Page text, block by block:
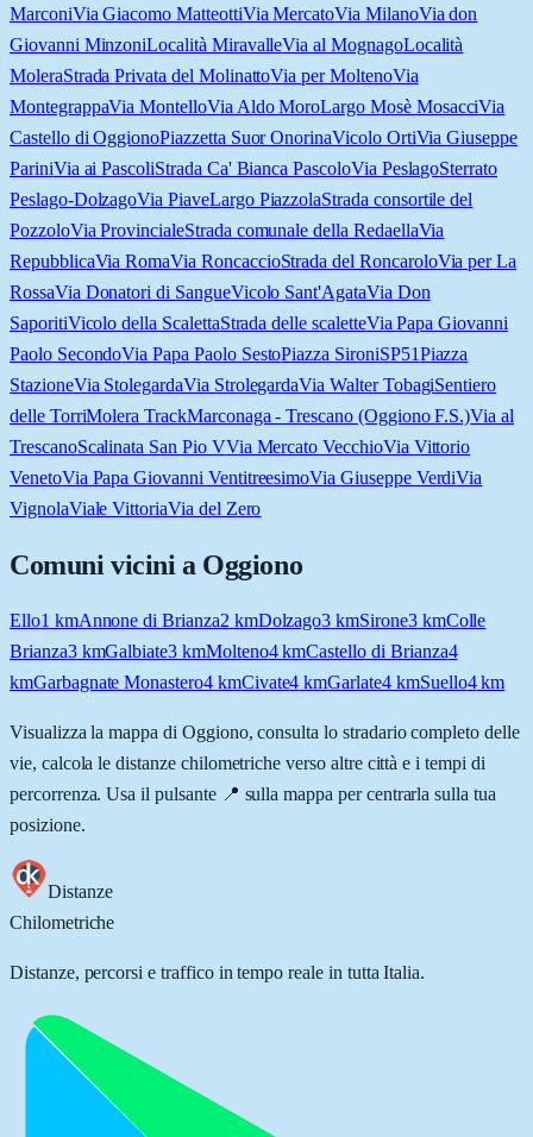
MarconiVia Giacomo MatteottiVia MercatoVia MilanoVia don
Giovanni MinzoniLocalità MiravalleVia al MognagoLocalità
MoleraStrada Privata del MolinattoVia per MoltenoVia
MontegrappaVia MontelloVia Aldo MoroLargo Mosè MosacciVia
Castello di OggionoPiazzetta Suor OnorinaVicolo OrtiVia Giuseppe
PariniVia ai PascoliStrada Ca' Bianca PascoloVia PeslagoSterrato
Peslago-DolzagoVia PiaveLargo PiazzolaStrada consortile del
PozzoloVia ProvincialeStrada comunale della RedaellaVia
RepubblicaVia RomaVia RoncaccioStrada del RoncaroloVia per La
RossaVia Donatori di SangueVicolo Sant'AgataVia Don
SaporitiVicolo della ScalettaStrada delle scaletteVia Papa Giovanni
Paolo SecondoVia Papa Paolo SestoPiazza SironiSP51Piazza
StazioneVia StolegardaVia StrolegardaVia Walter TobagiSentiero
delle TorriMolera TrackMarconaga - Trescano (Oggiono F.S.)Via al
TrescanoScalinata San Pio VVia Mercato VecchioVia Vittorio
VenetoVia Papa Giovanni VentitreesimoVia Giuseppe VerdiVia
VignolaViale VittoriaVia del Zero
Comuni vicini a Oggiono
Ello1 kmAnnone di Brianza2 kmDolzago3 kmSirone3kmColle
Brianza3kmGalbiate3 kmMolteno4kmCastello di Brianza4
kmGarbagnate Monastero4kmCivate4 kmGarlate4kmSuello4km
Visualizza la mappa di Oggiono, consulta lo stradario completo delle
vie, calcola le distanze chilometriche verso altre città e i tempi di
percorrenza. Usa il pulsante 📍 sulla mappa per centrarla sulla tua
posizione.
Distanze
Chilometriche
Distanze, percorsi e traffico in tempo reale in tutta Italia.